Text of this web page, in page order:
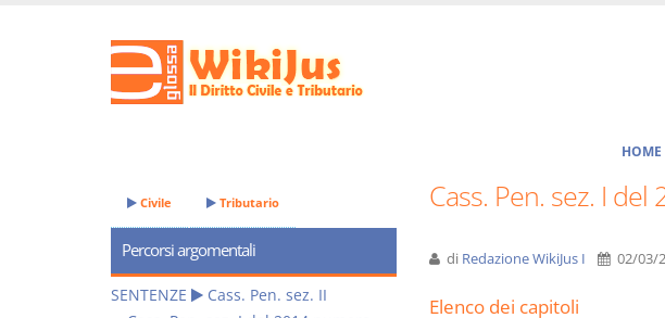
HOME
Cass. Pen. sez. I
di Redazione WikiJus I 02/03/
Elenco dei capitoli
Civile Tributario
Percorsi argomentali
SENTENZE
Cass. Pen. sez. II